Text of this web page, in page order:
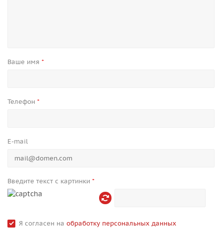
Ваше имя *
Телефон *
E-mail
Введите текст с картинки *
Я согласен на обработку персональных данных